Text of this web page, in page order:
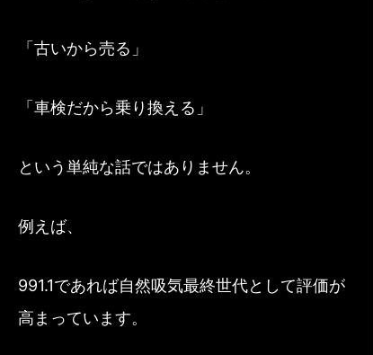
「古いから売る」
「車検だから乗り換える」
という単純な話ではありません。
例えば、
991.1であれば自然吸気最終世代として評価が
高まっています。